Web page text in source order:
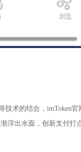
术的结合，imToken官
浮出水面，创新支付